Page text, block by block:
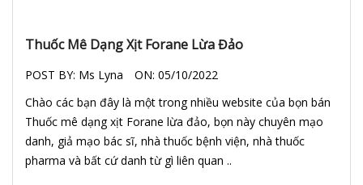
Thuốc Mê Dạng Xịt Forane Lừa Đảo
POST BY: Ms Lyna ON: 05/10/2022
Chào các bạn đây là một trong nhiều website của bọn bán
Thuốc mê dạng xịt Forane lừa đảo, bọn này chuyên mạo
danh, giả mạo bác sĩ, nhà thuốc bệnh viện, nhà thuốc
pharma và bất cứ danh từ gì liên quan ..